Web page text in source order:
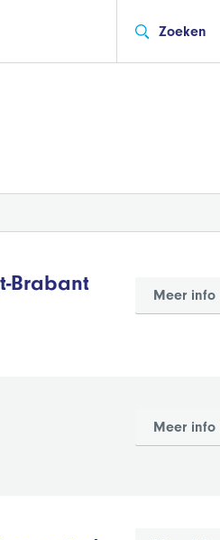
Zoeken
Brabant
Meer info
Meer info